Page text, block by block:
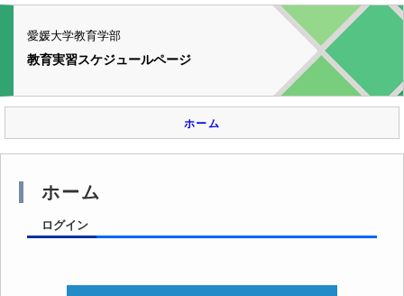
愛媛大学教育学部
教育実習スケジュールページ
ホーム
ホーム
ログイン